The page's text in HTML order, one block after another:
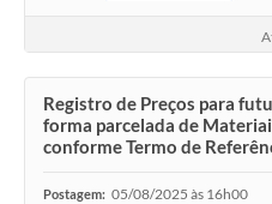
Registro de Preços para
forma parcelada de
conforme Termo de
Postagem: 05/08/2025 às 16h00